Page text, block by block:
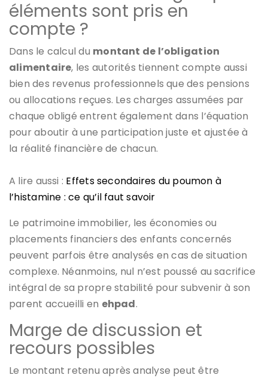
éléments sont pris en
compte ?
Dans le calcul du montant de l’obligation
alimentaire, les autorités tiennent compte aussi
bien des revenus professionnels que des pensions
ou allocations reçues. Les charges assumées par
chaque obligé entrent également dans l’équation
pour aboutir à une participation juste et ajustée à
la réalité financière de chacun.
A lire aussi : Effets secondaires du poumon à
l’histamine : ce qu’il faut savoir
Le patrimoine immobilier, les économies ou
placements financiers des enfants concernés
peuvent parfois être analysés en cas de situation
complexe. Néanmoins, nul n’est poussé au sacrifice
intégral de sa propre stabilité pour subvenir à son
parent accueilli en ehpad.
Marge de discussion et
recours possibles
Le montant retenu après analyse peut être